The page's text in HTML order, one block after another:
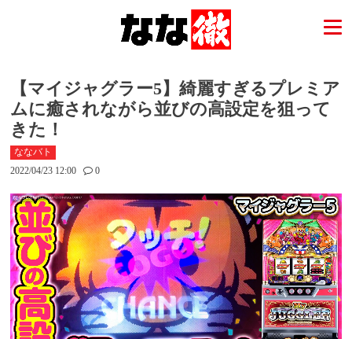
【マイジャグラー5】綺麗すぎるプレミア
ムに癒されながら並びの高設定を狙って
きた！
ななバト
2022/04/23 12:00
0